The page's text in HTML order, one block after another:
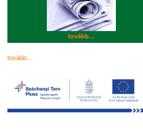
tovább...
tovább...